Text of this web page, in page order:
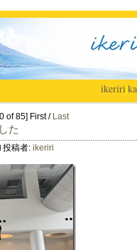
ikeriri|
of 85] First / Last
た
投稿者: ikeriri